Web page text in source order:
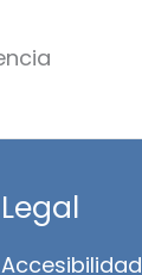
Legal
Accesibilidad